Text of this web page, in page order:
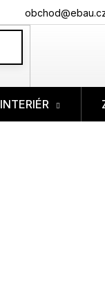
INTERIÉR